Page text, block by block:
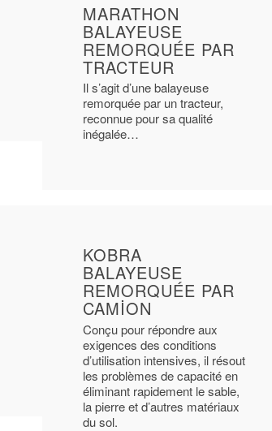
MARATHON
BALAYEUSE
REMORQUÉE PAR
TRACTEUR
Il s’agit d’une balayeuse
remorquée par un tracteur,
reconnue pour sa qualité
inégalée…
KOBRA
BALAYEUSE
REMORQUÉE PAR
CAMION
Conçu pour répondre aux
exigences des conditions
d’utilisation intensives, il résout
les problèmes de capacité en
éliminant rapidement le sable,
la pierre et d’autres matériaux
du sol.